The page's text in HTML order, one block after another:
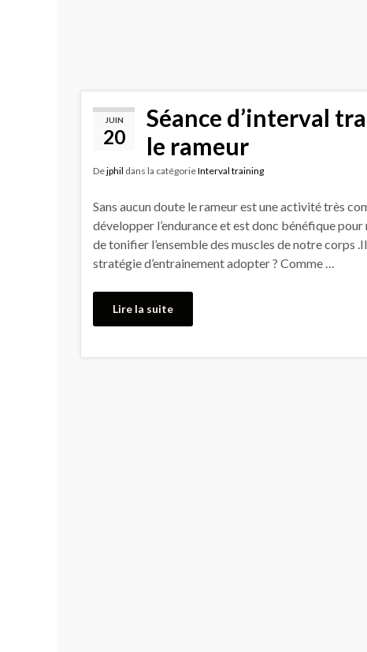
JUIN
20
Séance d’interval
le rameur
Dejphil dans la catégorieInterval training
Sans aucun doute le rameur est une activité très
développer l’endurance et est donc bénéfique
de tonifier l’ensemble des muscles de notre corps
stratégie d’entrainement adopter ? Comme …
Lire la suite